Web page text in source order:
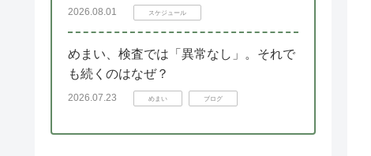
2026.08.01 スケジュール
めまい、検査では「異常なし」。それで
も続くのはなぜ？
2026.07.23 めまい ブログ